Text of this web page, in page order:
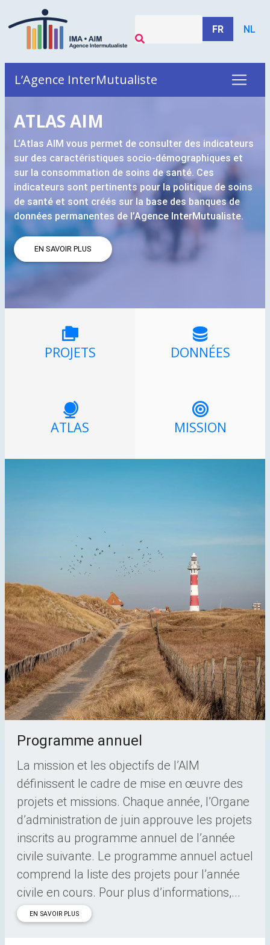
FR NL
L’Agence InterMutualiste
ATLAS AIM
L’Atlas AIM vous permet de consulter des indicateurs
sur des caractéristiques socio-démographiques et
sur la consommation de soins de santé. Ces
indicateurs sont pertinents pour la politique de soins
de santé et sont créés sur la base des banques de
données permanentes de l’Agence InterMutualiste.
EN SAVOIR PLUS
PROJETS DONNÉES
ATLAS MISSION
Programme annuel
La mission et les objectifs de l’AIM
définissent le cadre de mise en œuvre des
projets et missions. Chaque année, l’Organe
d’administration de juin approuve les projets
inscrits au programme annuel de l’année
civile suivante. Le programme annuel actuel
comprend la liste des projets pour l’année
civile en cours. Pour plus d’informations,...
EN SAVOIR PLUS